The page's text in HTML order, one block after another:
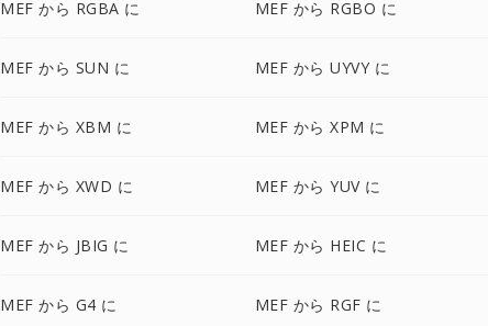
MEF から RGBA に MEF から RGBO に
MEF から SUN に MEF から UYVY に
MEF から XBM に MEF から XPM に
MEF から XWD に MEF から YUV に
MEF から JBIG に MEF から HEIC に
MEF から G4 に MEF から RGF に